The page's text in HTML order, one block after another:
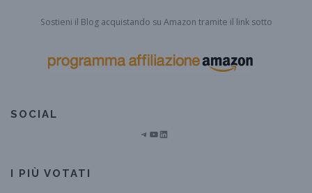
Sostieni il Blog acquistando su Amazon tramite il link sotto
SOCIAL
Telegram YouTube LinkedIn
I PIÙ VOTATI